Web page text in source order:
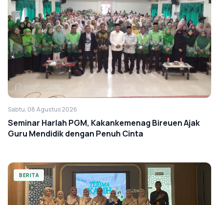
Sabtu, 08 Agustus 2026
Seminar Harlah PGM, Kakankemenag Bireuen Ajak
Guru Mendidik dengan Penuh Cinta
BERITA